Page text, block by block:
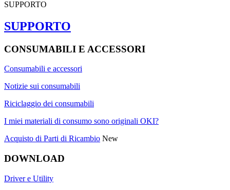
SUPPORTO
SUPPORTO
CONSUMABILI E ACCESSORI
Consumabili e accessori
Notizie sui consumabili
Riciclaggio dei consumabili
I miei materiali di consumo sono originali OKI?
Acquisto di Parti di Ricambio New
DOWNLOAD
Driver e Utility